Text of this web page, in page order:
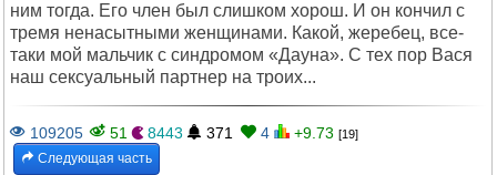
ним тогда. Его член был слишком хорош. И он кончил с
тремя ненасытными женщинами. Какой, жеребец, все-
таки мой мальчик с синдромом «Дауна». С тех пор Вася
наш сексуальный партнер на троих...
109205 51 8443 371 4 +9.73 [19]
Следующая часть